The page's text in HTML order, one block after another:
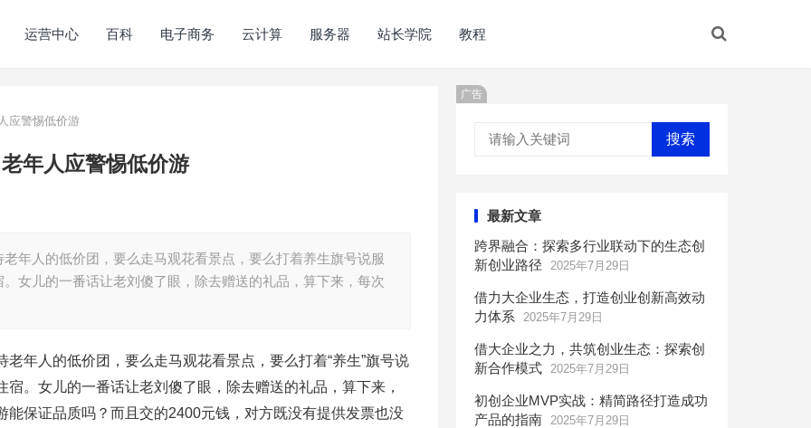
运营中心 百科 电子商务 云计算 服务器 站长学院 教程
应警惕低价游
年人应警惕低价游
年人的低价团，要么走马观花看景点，要么打着养生旗号说服
女儿的一番话让老刘傻了眼，除去赠送的礼品，算下来，每次
年人的低价团，要么走马观花看景点，要么打着“养生”旗号说
。女儿的一番话让老刘傻了眼，除去赠送的礼品，算下来，
保证品质吗？而且交的2400元钱，对方既没有提供发票也没
广告
搜索
最新文章
跨界融合：探索多行业联动下的生态创
新创业路径
2025年7月29日
借力大企业生态，打造创业创新高效动
力体系
2025年7月29日
借大企业之力，共筑创业生态：探索创
新合作模式 2025年7月29日
初创企业MVP实战：精简路径打造成功
产品的指南 2025年7月29日